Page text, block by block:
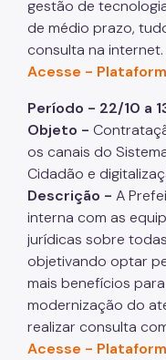
gestão de
de médio prazo,
consulta na internet.
Acesse -
Período - 22/10 a
Objeto -
os canais do
Cidadão e
Descrição - A
interna com as
jurídicas sobre
objetivando optar
mais benefícios
modernização do
realizar consulta
Acesse -